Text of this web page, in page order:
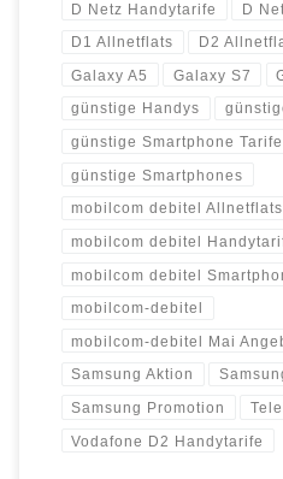
D Netz Handytarife D
D1 Allnetflats D2
Galaxy A5 Galaxy S7
günstige Handys
günstige Smartphone Tarife
günstige Smartphones
mobilcom debitel Allnetflats
mobilcom debitel
mobilcom debitel
mobilcom-debitel
mobilcom-debitel Mai
Samsung Aktion
Samsung Promotion
Vodafone D2 Handytarife